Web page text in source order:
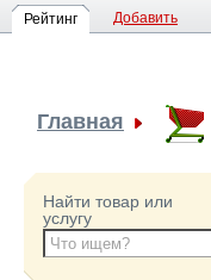
Рейтинг Добавить
Главная
Найти товар или
услугу